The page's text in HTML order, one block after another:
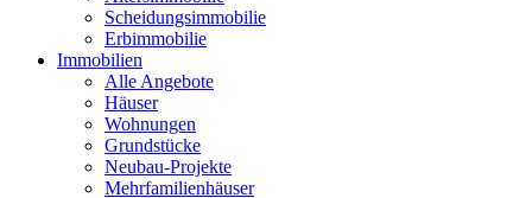
Scheidungsimmobilie
Erbimmobilie
Immobilien
Alle Angebote
Häuser
Wohnungen
Grundstücke
Neubau-Projekte
Mehrfamilienhäuser